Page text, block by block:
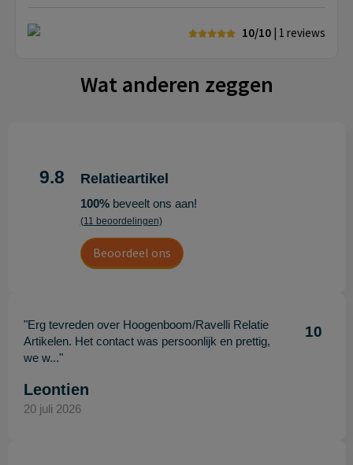
10/10 | 1 reviews
Wat anderen zeggen
9.8 Relatieartikel
100%beveelt ons aan!
(11 beoordelingen)
Beoordeel ons
"Erg tevreden over Hoogenboom/Ravelli Relatie
Artikelen. Het contact was persoonlijk en prettig,
we w..."
10
Leontien
20 juli 2026